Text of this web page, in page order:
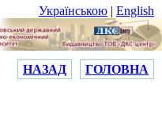
Українською | English
НАЗАД ГОЛОВНА